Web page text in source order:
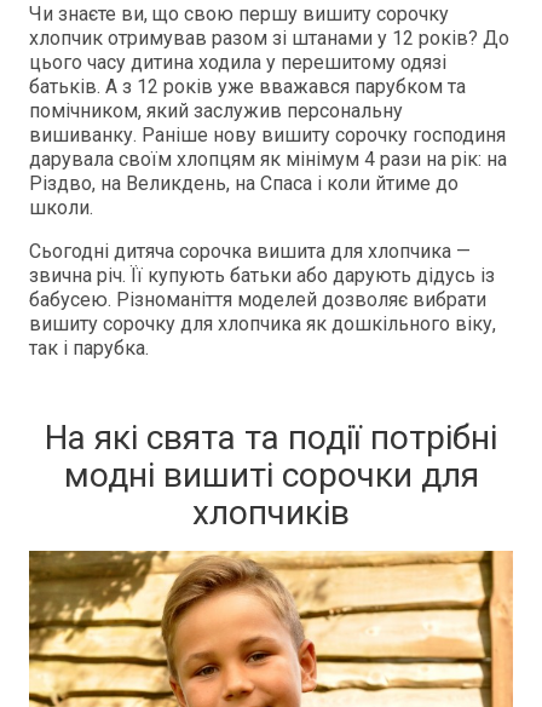
Чи знаєте ви, що свою першу вишиту сорочку
хлопчик отримував разом зі штанами у 12 років? До
цього часу дитина ходила у перешитому одязі
батьків. А з 12 років уже вважався парубком та
помічником, який заслужив персональну
вишиванку. Раніше нову вишиту сорочку господиня
дарувала своїм хлопцям як мінімум 4 рази на рік: на
Різдво, на Великдень, на Спаса і коли йтиме до
школи.
Сьогодні дитяча сорочка вишита для хлопчика —
звична річ. Її купують батьки або дарують дідусь із
бабусею. Різноманіття моделей дозволяє вибрати
вишиту сорочку для хлопчика як дошкільного віку,
так і парубка.
На які свята та події потрібні
модні вишиті сорочки для
хлопчиків